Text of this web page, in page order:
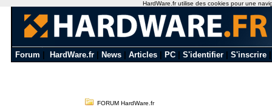
Forum HardWare.fr News Articles PC S'identifier S'inscrire
FORUM HardWare.fr
HardWare.fr utilise des cookies pour une